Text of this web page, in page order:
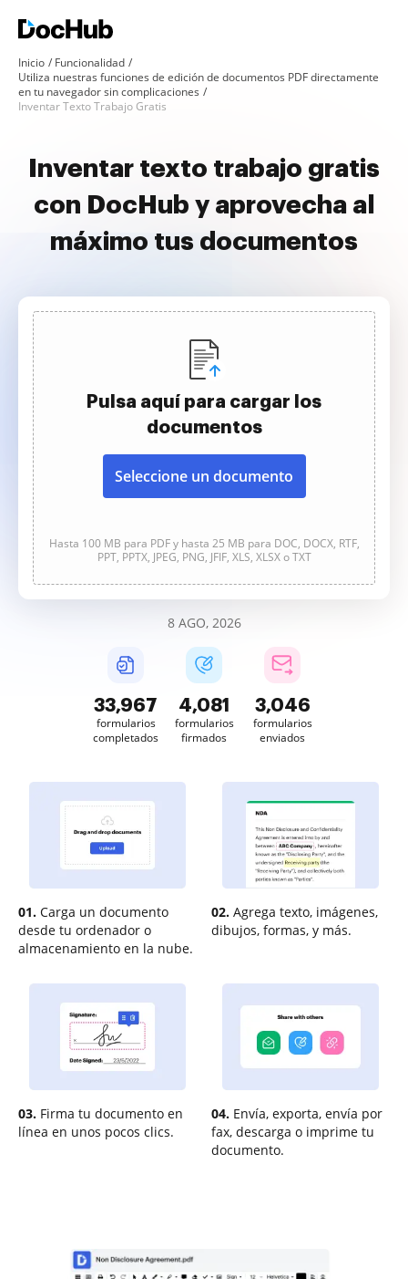
Inicio
Funcionalidad
Utiliza nuestras funciones de edición de documentos PDF directamente
en tu navegador sin complicaciones
Inventar Texto Trabajo Gratis
Inventar texto trabajo gratis
con DocHub y aprovecha al
máximo tus documentos
Pulsa aquí para cargar los
documentos
Seleccione un documento
Hasta 100 MB para PDF y hasta 25 MB para DOC, DOCX, RTF,
PPT, PPTX, JPEG, PNG, JFIF, XLS, XLSX o TXT
8 AGO, 2026
33,967
formularios
completados
4,081
formularios
firmados
3,046
formularios
enviados
01. Carga un documento
desde tu ordenador o
almacenamiento en la nube.
02. Agrega texto, imágenes,
dibujos, formas, y más.
03. Firma tu documento en
línea en unos pocos clics.
04. Envía, exporta, envía por
fax, descarga o imprime tu
documento.